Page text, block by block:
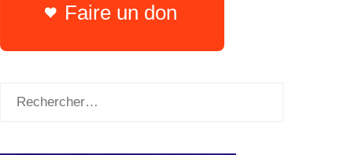
Faire un don